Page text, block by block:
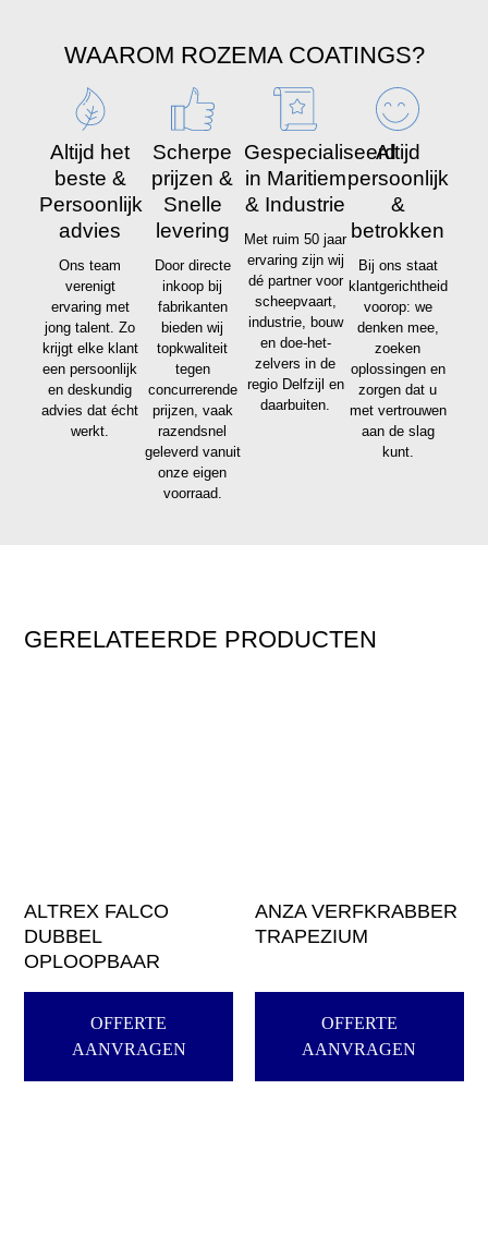
WAAROM ROZEMA COATINGS?
Altijd het
beste &
Persoonlijk
advies
Ons team
verenigt
ervaring met
jong talent. Zo
krijgt elke klant
een persoonlijk
en deskundig
advies dat écht
werkt.
Scherpe
prijzen &
Snelle
levering
Door directe
inkoop bij
fabrikanten
bieden wij
topkwaliteit
tegen
concurrerende
prijzen, vaak
razendsnel
geleverd vanuit
onze eigen
voorraad.
Gespecialiseerd
in Maritiem
& Industrie
Met ruim 50 jaar
ervaring zijn wij
dé partner voor
scheepvaart,
industrie, bouw
en doe-het-
zelvers in de
regio Delfzijl en
daarbuiten.
Altijd
persoonlijk
&
betrokken
Bij ons staat
klantgerichtheid
voorop: we
denken mee,
zoeken
oplossingen en
zorgen dat u
met vertrouwen
aan de slag
kunt.
GERELATEERDE PRODUCTEN
ALTREX FALCO
DUBBEL
OPLOOPBAAR
OFFERTE
AANVRAGEN
ANZA VERFKRABBER
TRAPEZIUM
OFFERTE
AANVRAGEN